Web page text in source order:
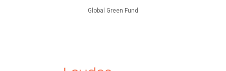
Global Green Fund